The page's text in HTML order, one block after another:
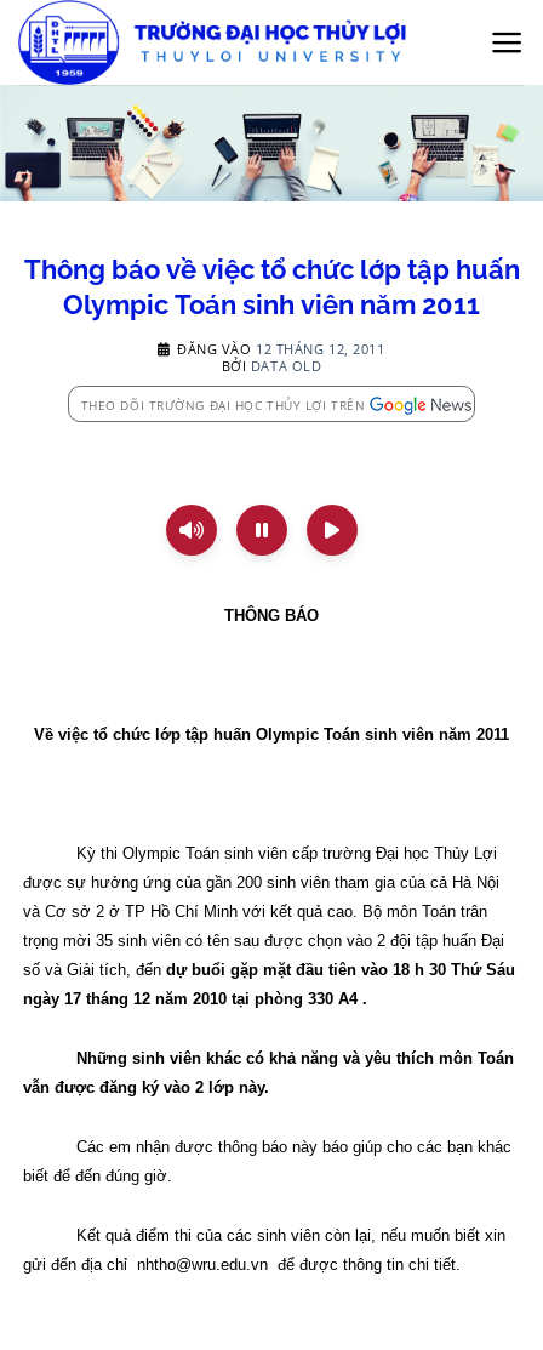
qua
nội
Thông báo về việc tổ chức lớp tập huấn
Olympic Toán sinh viên năm 2011
ĐĂNG VÀO 12 THÁNG 12, 2011
BỞI DATA OLD
THEO DÕI TRƯỜNG ĐẠI HỌC THỦY LỢI TRÊN
THÔNG BÁO
Về việc tổ chức lớp tập huấn Olympic Toán sinh viên năm 2011
Kỳ thi Olympic Toán sinh viên cấp trường Đại học Thủy Lợi
được sự hưởng ứng của gần 200 sinh viên tham gia của cả Hà Nội
và Cơ sở 2 ở TP Hồ Chí Minh với kết quả cao. Bộ môn Toán trân
trọng mời 35 sinh viên có tên sau được chọn vào 2 đội tập huấn Đại
số và Giải tích, đến dự buổi gặp mặt đầu tiên vào 18 h 30 Thứ Sáu
ngày 17 tháng 12 năm 2010 tại phòng 330 A4 .
Những sinh viên khác có khả năng và yêu thích môn Toán
vẫn được đăng ký vào 2 lớp này.
Các em nhận được thông báo này báo giúp cho các bạn khác
biết để đến đúng giờ.
Kết quả điểm thi của các sinh viên còn lại, nếu muốn biết xin
gửi đến địa chỉ nhtho@wru.edu.vn để được thông tin chi tiết.